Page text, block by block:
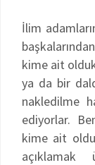
İlim
kime ait
ya da bir
nakledilme
ediyorlar.
kime ait